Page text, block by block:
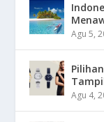
Agu 5,
Agu 4,